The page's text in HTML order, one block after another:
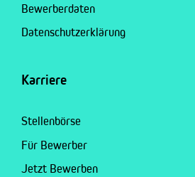
Bewerberdaten
Datenschutzerklärung
Karriere
Stellenbörse
Für Bewerber
Jetzt Bewerben